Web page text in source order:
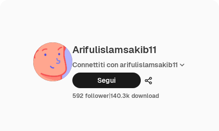
Arifulislamsakib11
Connettiti con arifulislamsakib11
Segui
Condividi
592 follower|140.3k download